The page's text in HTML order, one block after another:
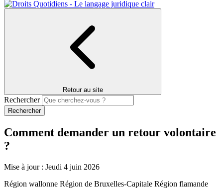
Retour au site
Rechercher
Comment demander un retour volontaire
?
Mise à jour : Jeudi 4 juin 2026
Région wallonne Région de Bruxelles-Capitale Région flamande